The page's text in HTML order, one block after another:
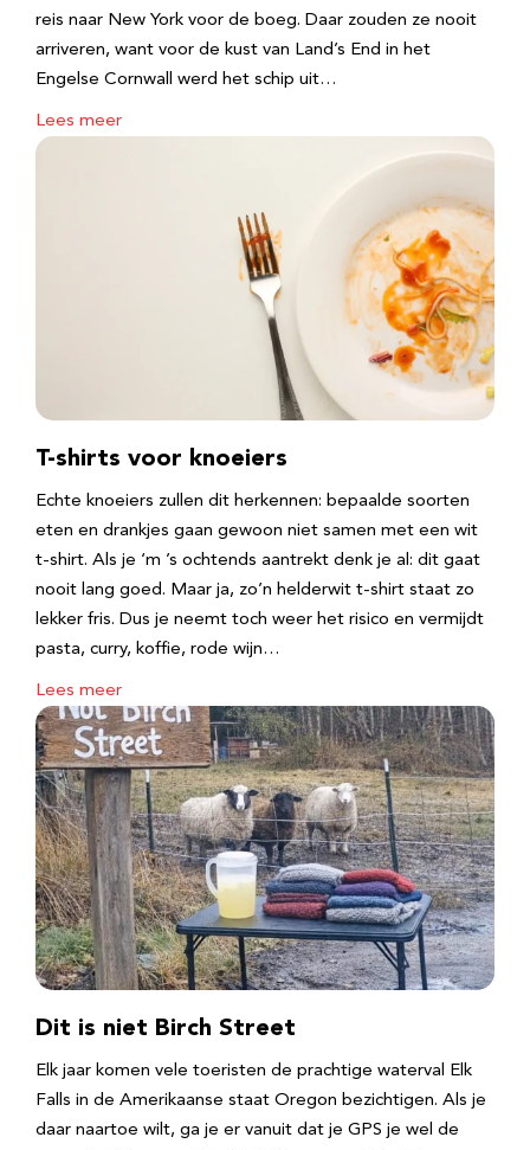
reis naar New York voor de boeg. Daar zouden ze nooit
arriveren, want voor de kust van Land’s End in het
Engelse Cornwall werd het schip uit…
Lees meer
T-shirts voor knoeiers
Echte knoeiers zullen dit herkennen: bepaalde soorten
eten en drankjes gaan gewoon niet samen met een wit
t-shirt. Als je ‘m ’s ochtends aantrekt denk je al: dit gaat
nooit lang goed. Maar ja, zo’n helderwit t-shirt staat zo
lekker fris. Dus je neemt toch weer het risico en vermijdt
pasta, curry, koffie, rode wijn…
Lees meer
Dit is niet Birch Street
Elk jaar komen vele toeristen de prachtige waterval Elk
Falls in de Amerikaanse staat Oregon bezichtigen. Als je
daar naartoe wilt, ga je er vanuit dat je GPS je wel de